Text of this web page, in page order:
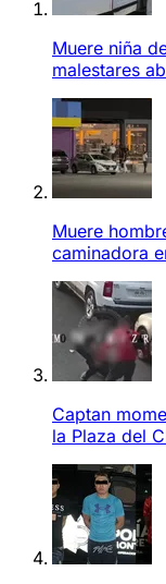
Muere niña
malestares
Muere
caminadora
Captan
la Plaza del